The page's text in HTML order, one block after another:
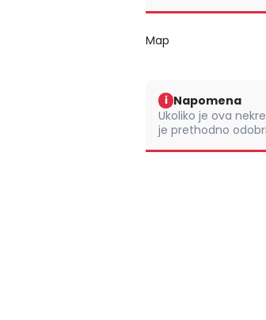
Map
i Napomena
Ukoliko je ova
je prethodno